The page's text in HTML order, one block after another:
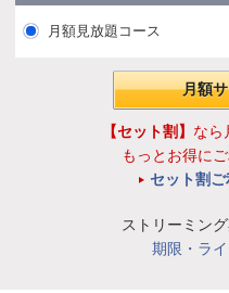
月額見放題コース
月額
【セット割】 なら
もっとお得に
セット割
ストリーミン
期限・ラ